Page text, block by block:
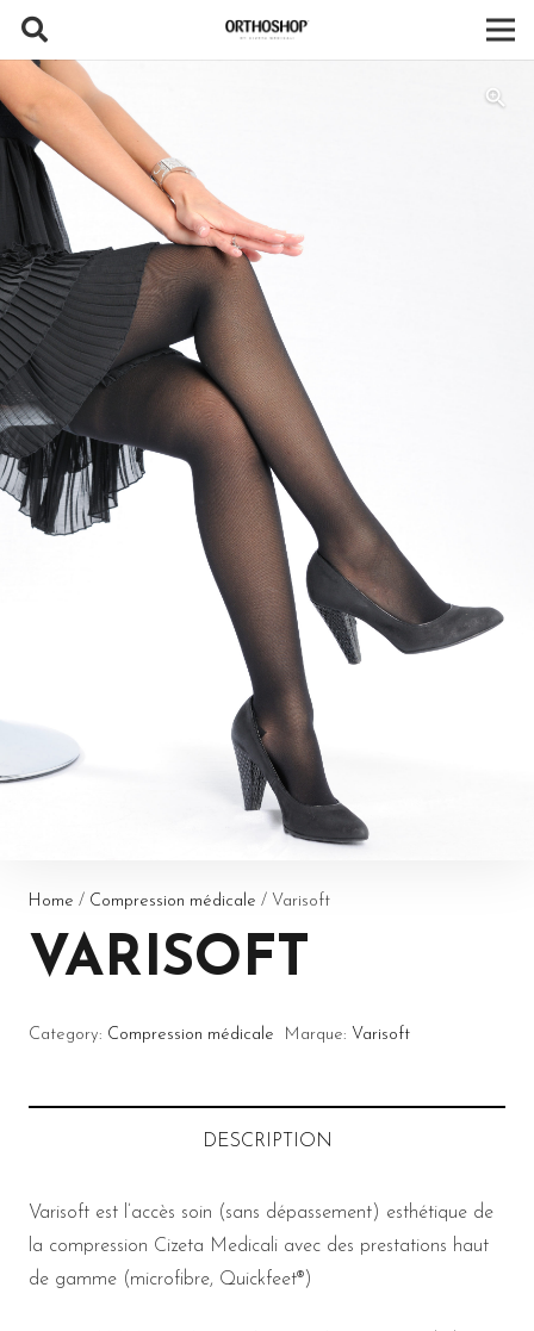
Home / Compression médicale / Varisoft
VARISOFT
Category: Compression médicale Marque: Varisoft
DESCRIPTION
Varisoft est l’accès soin (sans dépassement) esthétique de
la compression Cizeta Medicali avec des prestations haut
de gamme (microfibre, Quickfeet®)